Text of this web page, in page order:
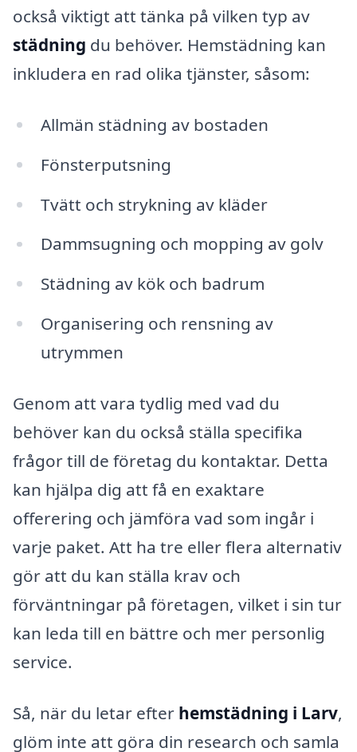
också viktigt att tänka på vilken typ av
städning du behöver. Hemstädning kan
inkludera en rad olika tjänster, såsom:
Allmän städning av bostaden
Fönsterputsning
Tvätt och strykning av kläder
Dammsugning och mopping av golv
Städning av kök och badrum
Organisering och rensning av
utrymmen
Genom att vara tydlig med vad du
behöver kan du också ställa specifika
frågor till de företag du kontaktar. Detta
kan hjälpa dig att få en exaktare
offerering och jämföra vad som ingår i
varje paket. Att ha tre eller flera alternativ
gör att du kan ställa krav och
förväntningar på företagen, vilket i sin tur
kan leda till en bättre och mer personlig
service.
Så, när du letar efter hemstädning i Larv,
glöm inte att göra din research och samla